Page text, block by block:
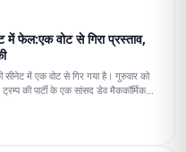
में फेल:एक वोट से गिरा प्रस्ताव,
सीनेट में एक वोट से गिर गया है। गुरुवार को
की पार्टी के एक सांसद डेव मैककॉर्मिक